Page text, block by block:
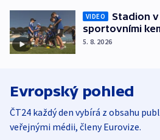
VIDEO
Stadion
sportovními
5. 8. 2026
Evropský pohled
ČT24 každý den vybírá z obsahu
veřejnými médii, členy Eurovize.